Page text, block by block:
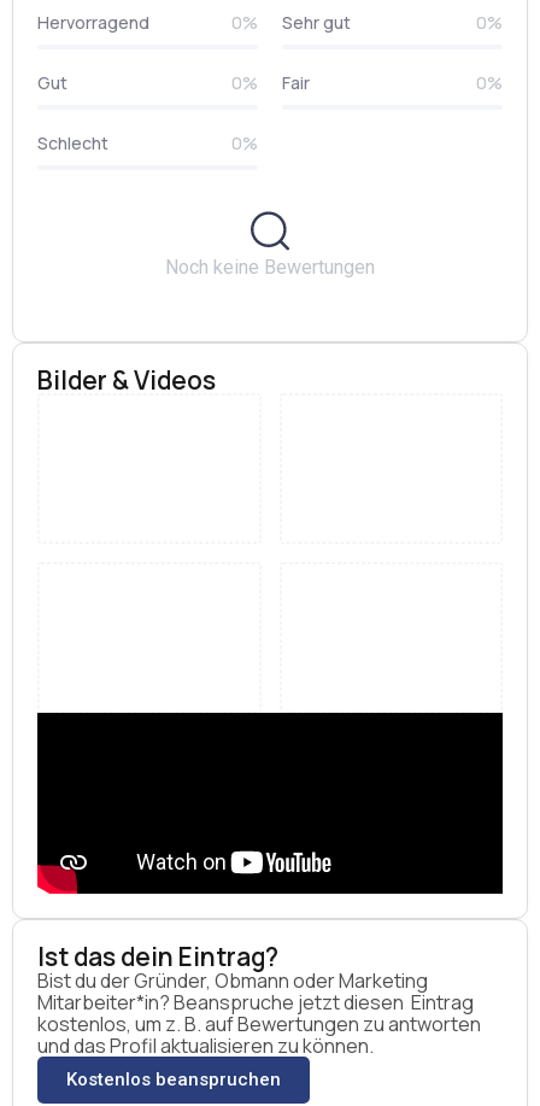
Hervorragend 0% Sehr gut 0%
Gut 0% Fair 0%
Schlecht 0%
Noch keine Bewertungen
Bilder & Videos
Ist das dein Eintrag?
Bist du der Gründer, Obmann oder Marketing
Mitarbeiter*in? Beanspruche jetzt diesen Eintrag
kostenlos, um z. B. auf Bewertungen zu antworten
und das Profil aktualisieren zu können.
Kostenlos beanspruchen